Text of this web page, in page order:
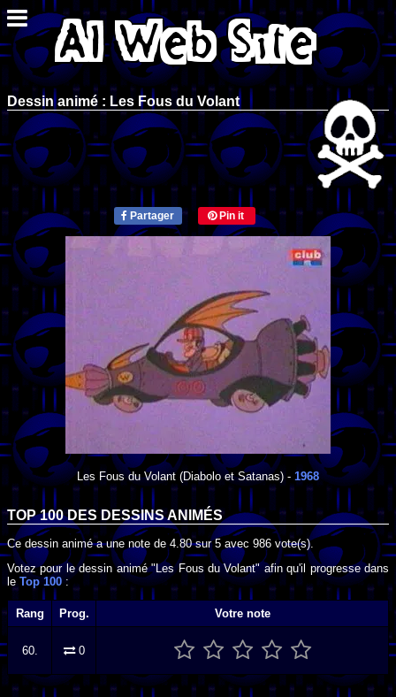
Dessin animé : Les Fous du Volant
Partager Pin it
Les Fous du Volant (Diabolo et Satanas) - 1968
TOP 100 DESDESSINS ANIMÉS
Ce dessin animé a une note de4.80sur5 avec 986 vote(s).
Votez pour le dessin animé "Les Fous du Volant" afin qu'il progresse dans
le Top 100:
Rang Prog. Votre note
60. 0